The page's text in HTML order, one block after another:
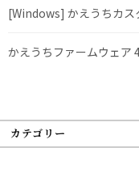
[Windows] かえうちカス
かえうちファームウェア
カテゴリー